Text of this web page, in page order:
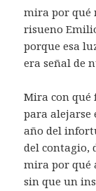
mira por qué
risueno
porque esa
era señal de
Mira con qué
para alejarse
año del
del contagio,
mira por qué
sin que un